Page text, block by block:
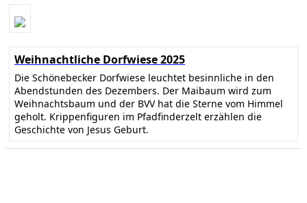
Weihnachtliche Dorfwiese 2025
Die Schönebecker Dorfwiese leuchtet besinnliche in den
Abendstunden des Dezembers. Der Maibaum wird zum
Weihnachtsbaum und der BVV hat die Sterne vom Himmel
geholt. Krippenfiguren im Pfadfinderzelt erzählen die
Geschichte von Jesus Geburt.